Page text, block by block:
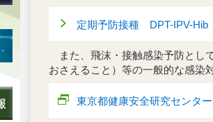
定期予防接種 DPT-IPV-Hib
また、飛沫・接触感染予防とし
おさえること）等の一般的な感染
東京都健康安全研究センタ